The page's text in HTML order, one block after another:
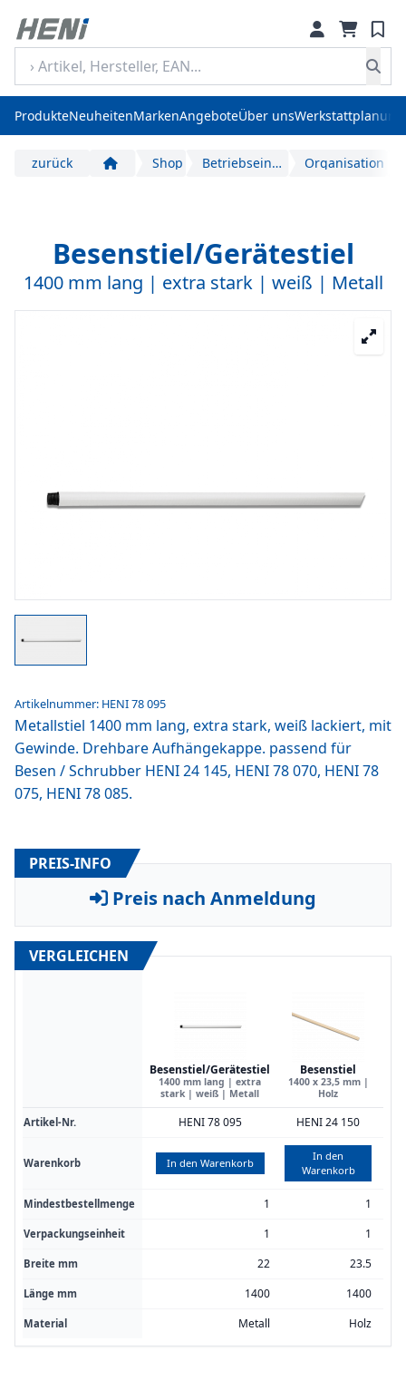
ProdukteNeuheitenMarkenAngeboteÜber unsWerkstattplanung
zurück Start Shop Betriebseinrichtung und Arbeitsplatzausstattung Organisation
Besenstiel/Gerätestiel
1400 mm lang | extra stark | weiß | Metall
Artikelnummer: HENI 78 095
Metallstiel 1400 mm lang, extra stark, weiß lackiert, mit
Gewinde. Drehbare Aufhängekappe. passend für
Besen / Schrubber HENI 24 145, HENI 78 070, HENI 78
075, HENI 78 085.
PREIS-INFO
Preis nach Anmeldung
VERGLEICHEN
Besenstiel/Gerätestiel
1400 mm lang | extra
stark | weiß | Metall
Besenstiel
1400 x 23,5 mm |
Holz
Artikel-Nr. HENI 78 095 HENI 24 150
Warenkorb In den Warenkorb
In den
Warenkorb
Mindestbestellmenge 1 1
Verpackungseinheit 1 1
Breite mm 22 23.5
Länge mm 1400 1400
Material Metall Holz